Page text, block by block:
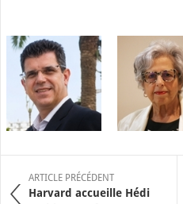
ARTICLE PRÉCÉDENT
Harvard accueille Hédi